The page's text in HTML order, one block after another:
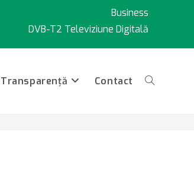
Business
DVB-T2 Televiziune Digitală
Transparență Contact Toggle